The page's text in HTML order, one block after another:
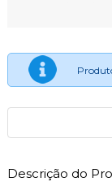
Descrição do